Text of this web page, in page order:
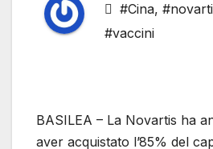
#Cina,
#vaccini
BASILEA – La Novartis ha
aver acquistato l’85% del